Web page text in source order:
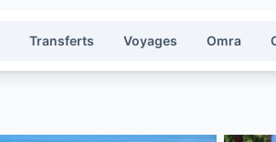
Transferts Voyages Omra